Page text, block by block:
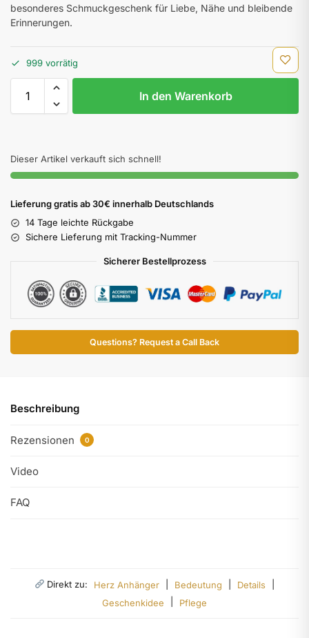
besonderes Schmuckgeschenk für Liebe, Nähe und bleibende
Erinnerungen.
999 vorrätig
In den Warenkorb
Dieser Artikel verkauft sich schnell!
Lieferung gratis ab 30€ innerhalb Deutschlands
14 Tage leichte Rückgabe
Sichere Lieferung mit Tracking-Nummer
Sicherer Bestellprozess
Questions? Request a Call Back
Beschreibung
Rezensionen 0
Video
FAQ
Direkt zu: Herz Anhänger Bedeutung Details
Geschenkidee
Pflege